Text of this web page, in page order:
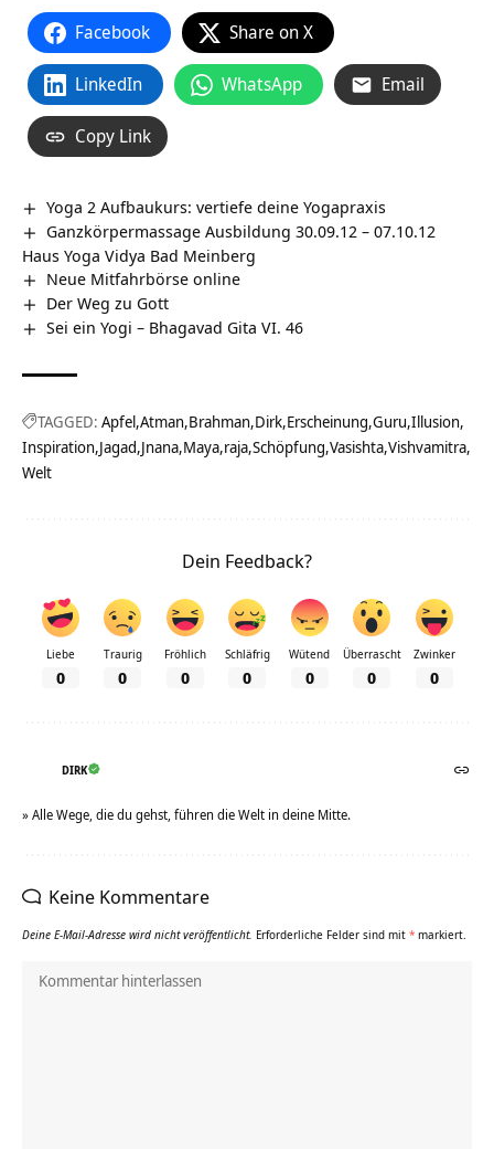
Facebook Share on X
LinkedIn WhatsApp Email
Copy Link
Yoga 2 Aufbaukurs: vertiefe deine Yogapraxis
Ganzkörpermassage Ausbildung 30.09.12 – 07.10.12
Haus Yoga Vidya Bad Meinberg
Neue Mitfahrbörse online
Der Weg zu Gott
Sei ein Yogi – Bhagavad Gita VI. 46
TAGGED: Apfel Atman Brahman Dirk Erscheinung Guru Illusion
Inspiration Jagad Jnana Maya raja Schöpfung Vasishta Vishvamitra
Welt
Dein Feedback?
Liebe
0
Traurig
0
Fröhlich
0
Schläfrig
0
Wütend
0
Überrascht
0
Zwinker
0
DIRK
» Alle Wege, die du gehst, führen die Welt in deine Mitte.
Keine Kommentare
Deine E-Mail-Adresse wird nicht veröffentlicht. Erforderliche Felder sind mit * markiert.